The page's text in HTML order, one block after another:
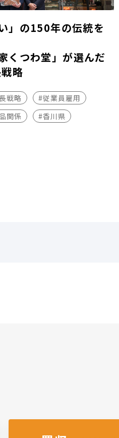
」の150年の伝統を
くつわ堂」が選んだ
略
戦略
#従業員雇用
関係
#香川県